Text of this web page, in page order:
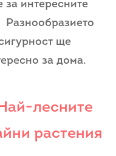
за интересните
Разнообразието
ще
за дома.
лесните
растения